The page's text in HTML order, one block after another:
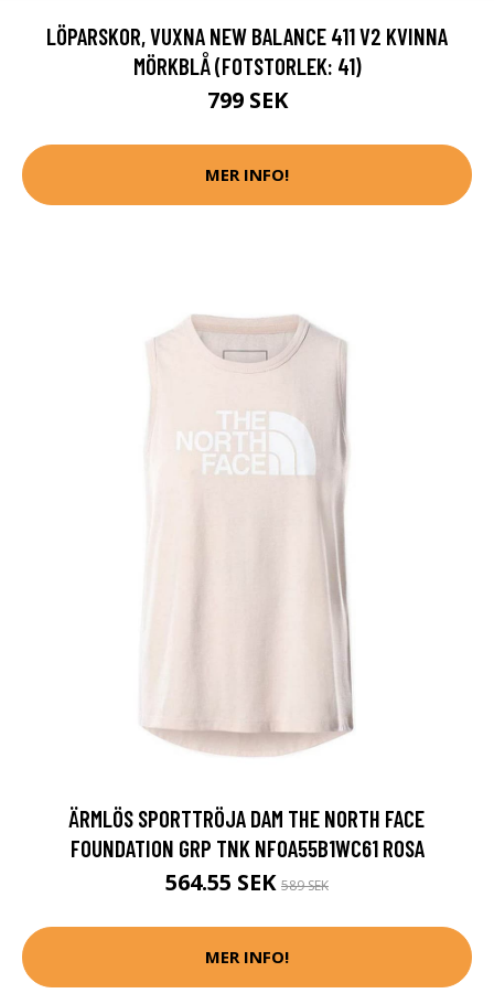
LÖPARSKOR, VUXNA NEW BALANCE 411 V2 KVINNA
MÖRKBLÅ (FOTSTORLEK: 41)
799 SEK
MER INFO!
ÄRMLÖS SPORTTRÖJA DAM THE NORTH FACE
FOUNDATION GRP TNK NF0A55B1WC61 ROSA
564.55 SEK 589 SEK
MER INFO!